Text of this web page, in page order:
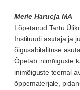
Merle Haruoja MA
Lõpetanud Tartu
Instituudi asutaja ja
õigusabitalituse
Õpetab inimõiguste
inimõiguste teemal
õppematerjale,